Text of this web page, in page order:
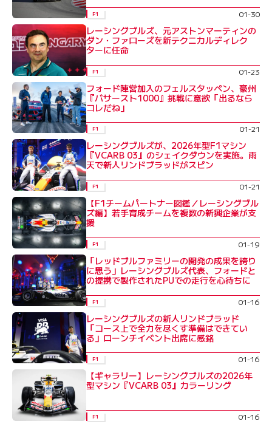
F1 01-30
レーシングブルズ、元アストンマーティンの
ダン・ファローズを新テクニカルディレク
ターに任命
F1 01-23
フォード陣営加入のフェルスタッペン、豪州
『バサースト1000』挑戦に意欲「出るなら
コレだね」
F1 01-21
レーシングブルズが、2026年型F1マシン
『VCARB 03』のシェイクダウンを実施。雨
天で新人リンドブラッドがスピン
F1 01-21
【F1チームパートナー図鑑／レーシングブル
ズ編】若手育成チームを複数の新興企業が支
援
F1 01-19
「レッドブルファミリーの開発の成果を誇り
に思う」レーシングブルズ代表、フォードと
の提携で製作されたPUでの走行を心待ちに
F1 01-16
レーシングブルズの新人リンドブラッド
「コース上で全力を尽くす準備はできてい
る」ローンチイベント出席に感銘
F1 01-16
【ギャラリー】レーシングブルズの2026年
型マシン『VCARB 03』カラーリング
F1 01-16